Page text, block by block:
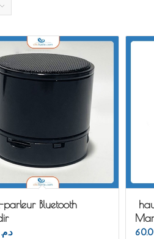
parleur Bluetooth
د.م.